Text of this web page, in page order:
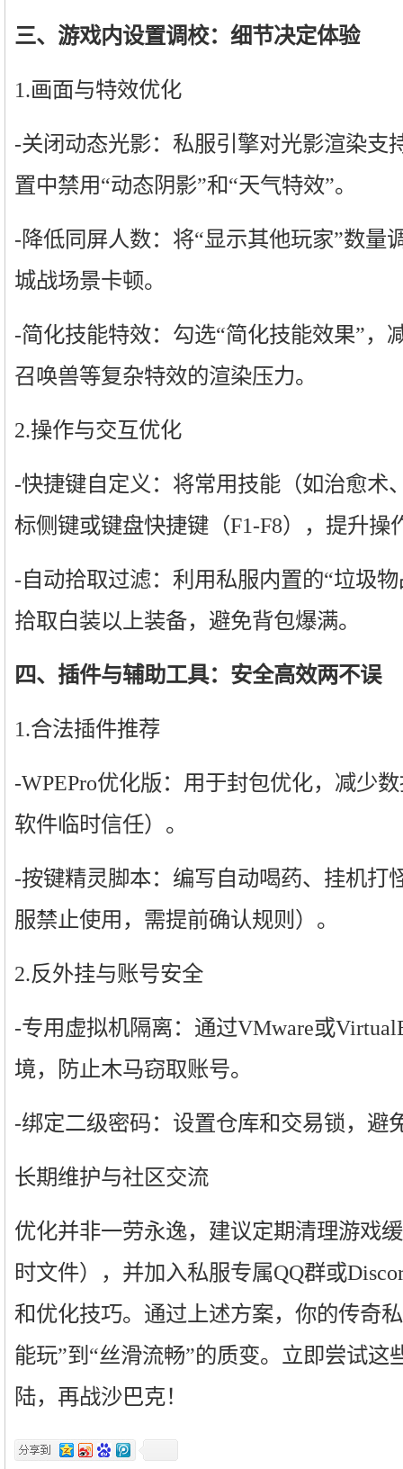
三、游戏内设置调校：细节决定体验
1.画面与特效优化
-关闭动态光影：私服引擎对光影渲染支
置中禁用“动态阴影”和“天气特效”。
-降低同屏人数：将“显示其他玩家”数量
城战场景卡顿。
-简化技能特效：勾选“简化技能效果”，
召唤兽等复杂特效的渲染压力。
2.操作与交互优化
-快捷键自定义：将常用技能（如治愈术
标侧键或键盘快捷键（F1-F8），提升操
-自动拾取过滤：利用私服内置的“垃圾
拾取白装以上装备，避免背包爆满。
四、插件与辅助工具：安全高效两不误
1.合法插件推荐
-WPEPro优化版：用于封包优化，减少
软件临时信任）。
-按键精灵脚本：编写自动喝药、挂机打
服禁止使用，需提前确认规则）。
2.反外挂与账号安全
-专用虚拟机隔离：通过VMware或
境，防止木马窃取账号。
-绑定二级密码：设置仓库和交易锁，避
长期维护与社区交流
优化并非一劳永逸，建议定期清理游戏
时文件），并加入私服专属QQ群或
和优化技巧。通过上述方案，你的传奇
能玩”到“丝滑流畅”的质变。立即尝试这
陆，再战沙巴克！